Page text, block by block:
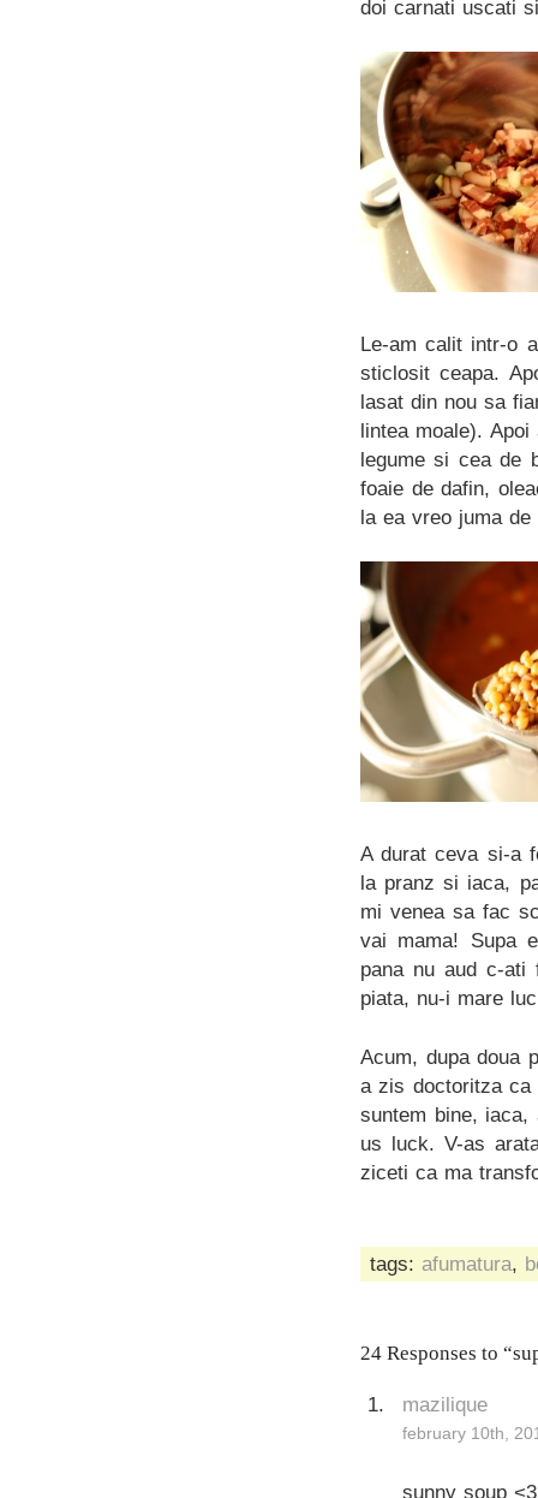
doi carnati uscati
Le-am calit intr-o
sticlosit ceapa.
lasat din nou sa
lintea moale).
legume si cea de
foaie de dafin,
la ea vreo juma
A durat ceva si-a
la pranz si iaca,
mi venea sa fac
vai mama! Supa
pana nu aud c-ati
piata, nu-i mare
Acum, dupa doua
a zis doctoritza ca
suntem bine,
us luck. V-as
ziceti ca ma
tags: afumatura,
24 Responses to
mazilique
february 10th,
sunny soup <3